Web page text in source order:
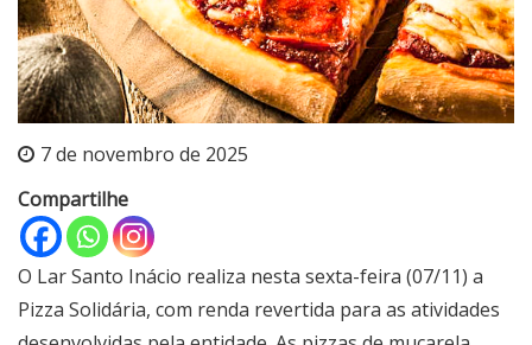
7 de novembro de 2025
Compartilhe
O Lar Santo Inácio realiza nesta sexta-feira (07/11) a
Pizza Solidária, com renda revertida para as atividades